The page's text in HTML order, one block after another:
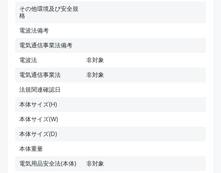
その他環境及び安全規
格
電波法備考
電気通信事業法備考
電波法
非対象
電気通信事業法
非対象
法規関連確認日
本体サイズ(H)
本体サイズ(W)
本体サイズ(D)
本体重量
電気用品安全法(本体)
非対象